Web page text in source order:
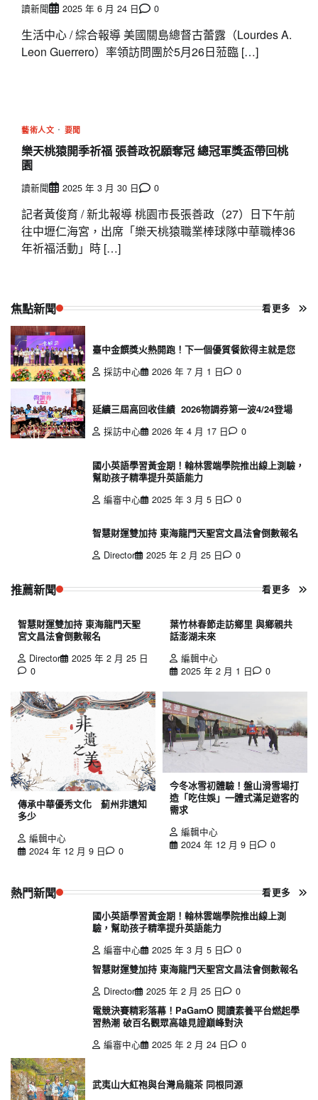
讀新聞 2025 年 6 月 24 日 0
生活中心 / 綜合報導 美國關島總督古蕾露（Lourdes A.
Leon Guerrero）率領訪問團於5月26日蒞臨 […]
藝術人文 要聞
樂天桃猿開季祈福 張善政祝願奪冠 總冠軍獎盃帶回桃
園
讀新聞 2025 年 3 月 30 日 0
記者黃俊育 / 新北報導 桃園市長張善政（27）日下午前
往中壢仁海宮，出席「樂天桃猿職業棒球隊中華職棒36
年祈福活動」時 […]
焦點新聞 看更多
臺中金饌獎火熱開跑！下一個優質餐飲得主就是您
採訪中心
2026 年 7 月 1 日 0
延續三屆高回收佳績 2026物調券第一波4/24登場
採訪中心
2026 年 4 月 17 日 0
國小英語學習黃金期！翰林雲端學院推出線上測驗，
幫助孩子精準提升英語能力
編審中心
2025 年 3 月 5 日 0
智慧財運雙加持 東海龍門天聖宮文昌法會倒數報名
Director
2025 年 2 月 25 日 0
推薦新聞 看更多
智慧財運雙加持 東海龍門天聖
宮文昌法會倒數報名
Director
2025 年 2 月 25 日
0
葉竹林春節走訪鄉里 與鄉親共
話澎湖未來
編輯中心
2025 年 2 月 1 日
0
傳承中華優秀文化 薊州非遺知
多少
編輯中心
2024 年 12 月 9 日
0
今冬冰雪初體驗！盤山滑雪場打
造「吃住娛」一體式滿足遊客的
需求
編輯中心
2024 年 12 月 9 日
0
熱門新聞 看更多
國小英語學習黃金期！翰林雲端學院推出線上測
驗，幫助孩子精準提升英語能力
編審中心
2025 年 3 月 5 日
0
智慧財運雙加持 東海龍門天聖宮文昌法會倒數報名
Director
2025 年 2 月 25 日
0
電競決賽精彩落幕！PaGamO 閱讀素養平台燃起學
習熱潮 破百名觀眾高雄見證巔峰對決
編審中心
2025 年 2 月 24 日 0
武夷山大紅袍與台灣烏龍茶 同根同源